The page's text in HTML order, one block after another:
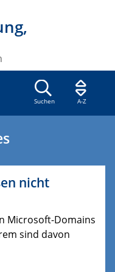
Suchen A-Z
nicht
Microsoft-Domains
sind davon